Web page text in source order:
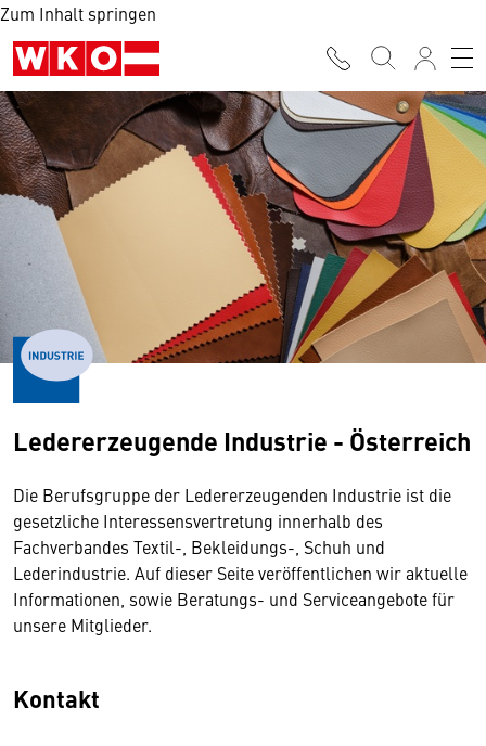
Zum Inhalt springen
Ledererzeugende Industrie - Österreich
Die Berufsgruppe der Ledererzeugenden Industrie ist die
gesetzliche Interessensvertretung innerhalb des
Fachverbandes Textil-, Bekleidungs-, Schuh und
Lederindustrie. Auf dieser Seite veröffentlichen wir aktuelle
Informationen, sowie Beratungs- und Serviceangebote für
unsere Mitglieder.
Kontakt